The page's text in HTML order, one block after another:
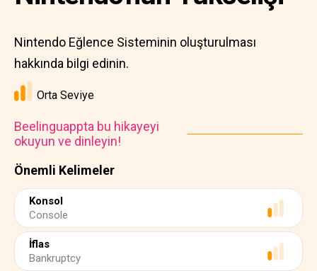
Önemli Kelimeler
Konsol
Console
İflas
Bankruptcy
Nintendo Eğlence Sisteminin oluşturulması
hakkında bilgi edinin.
Orta Seviye
Beelinguappta bu hikayeyi
okuyun ve dinleyin!